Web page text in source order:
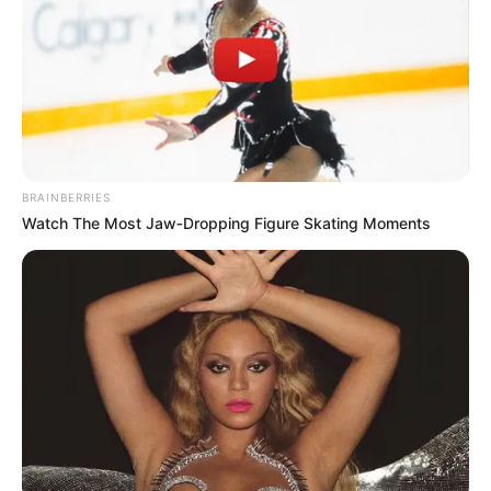
BRAINBERRIES
Watch The Most Jaw‑Dropping Figure Skating Moments